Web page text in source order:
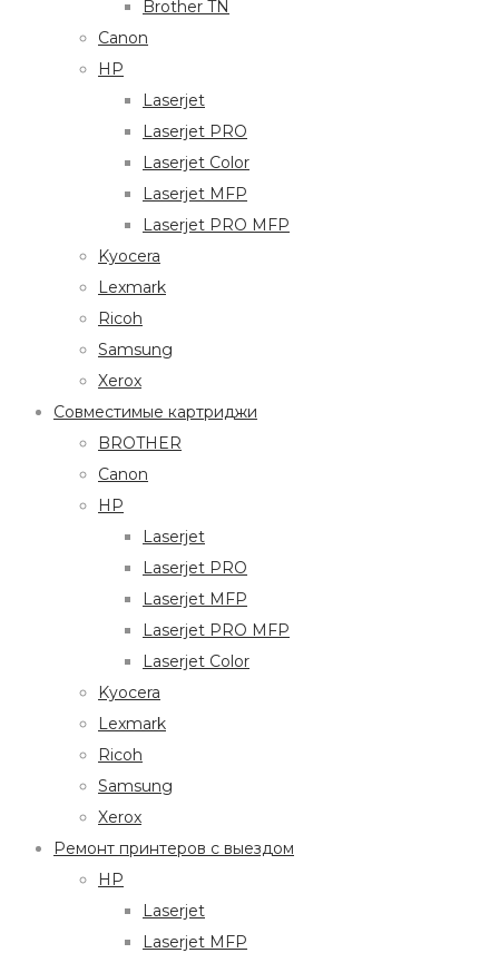
Brother TN
Canon
HP
Laserjet
Laserjet PRO
Laserjet Color
Laserjet MFP
Laserjet PRO MFP
Kyocera
Lexmark
Ricoh
Samsung
Xerox
Совместимые картриджи
BROTHER
Canon
HP
Laserjet
Laserjet PRO
Laserjet MFP
Laserjet PRO MFP
Laserjet Color
Kyocera
Lexmark
Ricoh
Samsung
Xerox
Ремонт принтеров с выездом
HP
Laserjet
Laserjet MFP